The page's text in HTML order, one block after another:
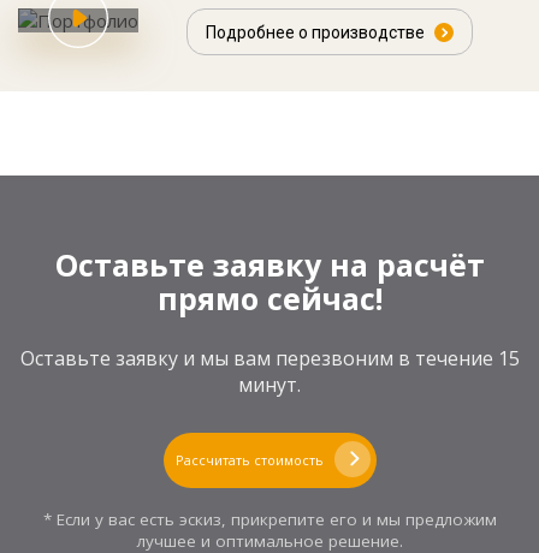
Подробнее о производстве
Оставьте заявку на расчёт
прямо сейчас!
Оставьте заявку и мы вам перезвоним в течение 15
минут.
Рассчитать стоимость
* Если у вас есть эскиз, прикрепите его и мы предложим
лучшее и оптимальное решение.